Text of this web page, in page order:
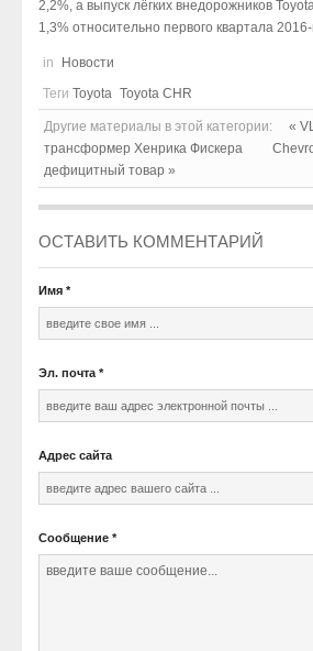
2,2%, а выпуск лёгких внедорожников
1,3% относительно первого квартала
in
Новости
Теги Toyota Toyota CHR
Другие материалы в этой категории:
«
трансформер Хенрика Фискера
дефицитный товар »
ОСТАВИТЬ КОММЕНТАРИЙ
Имя *
Эл. почта *
Адрес сайта
Сообщение *